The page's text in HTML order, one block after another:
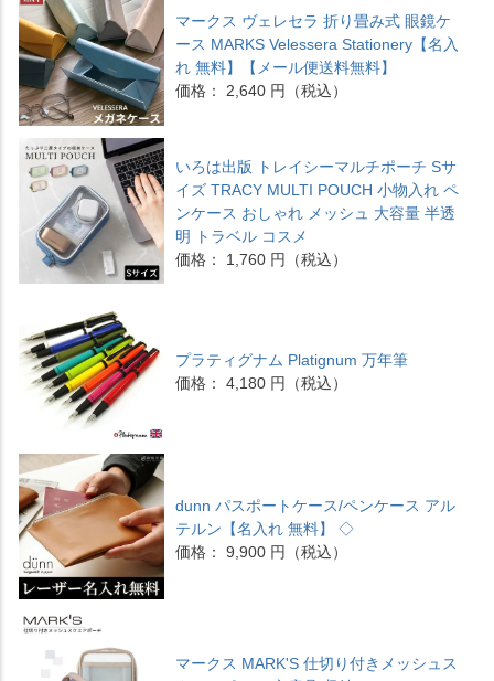
マークス ヴェレセラ 折り畳み式 眼鏡ケ
ース MARKS Velessera Stationery【名入
れ 無料】【メール便送料無料】
価格： 2,640 円（税込）
いろは出版 トレイシーマルチポーチ Sサ
イズ TRACY MULTI POUCH 小物入れ ペ
ンケース おしゃれ メッシュ 大容量 半透
明 トラベル コスメ
価格： 1,760 円（税込）
プラティグナム Platignum 万年筆
価格： 4,180 円（税込）
dunn パスポートケース/ペンケース アル
テルン【名入れ 無料】 ◇
価格： 9,900 円（税込）
マークス MARK'S 仕切り付きメッシュス